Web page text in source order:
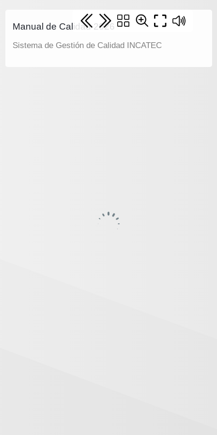
Manual de Calidad 2026
Sistema de Gestión de Calidad INCATEC